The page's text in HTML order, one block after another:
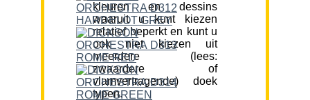
kleuren en dessins
waaruit u kunt kiezen
relatief beperkt en kunt u
ook niet kiezen uit
meerdere (lees:
zwaardere of
vlamvertragende) doek
typen.